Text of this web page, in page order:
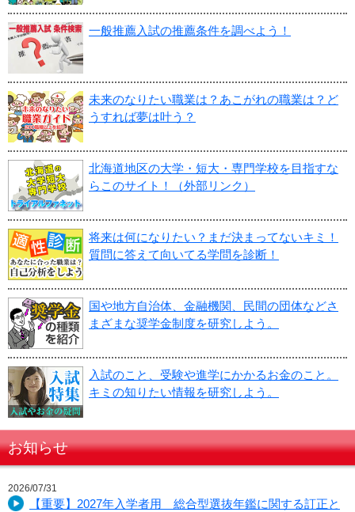
一般推薦入試の推薦条件を調べよう！
未来のなりたい職業は？あこがれの職業は？ど
うすれば夢は叶う？
北海道地区の大学・短大・専門学校を目指すな
らこのサイト！（外部リンク）
将来は何になりたい？まだ決まってないキミ！
質問に答えて向いてる学問を診断！
国や地方自治体、金融機関、民間の団体などさ
まざまな奨学金制度を研究しよう。
入試のこと、受験や進学にかかるお金のこと。
キミの知りたい情報を研究しよう。
お知らせ
2026/07/31
【重要】2027年入学者用 総合型選抜年鑑に関する訂正と